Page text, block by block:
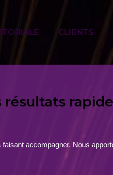
CLIENTS
accompagner. Nous